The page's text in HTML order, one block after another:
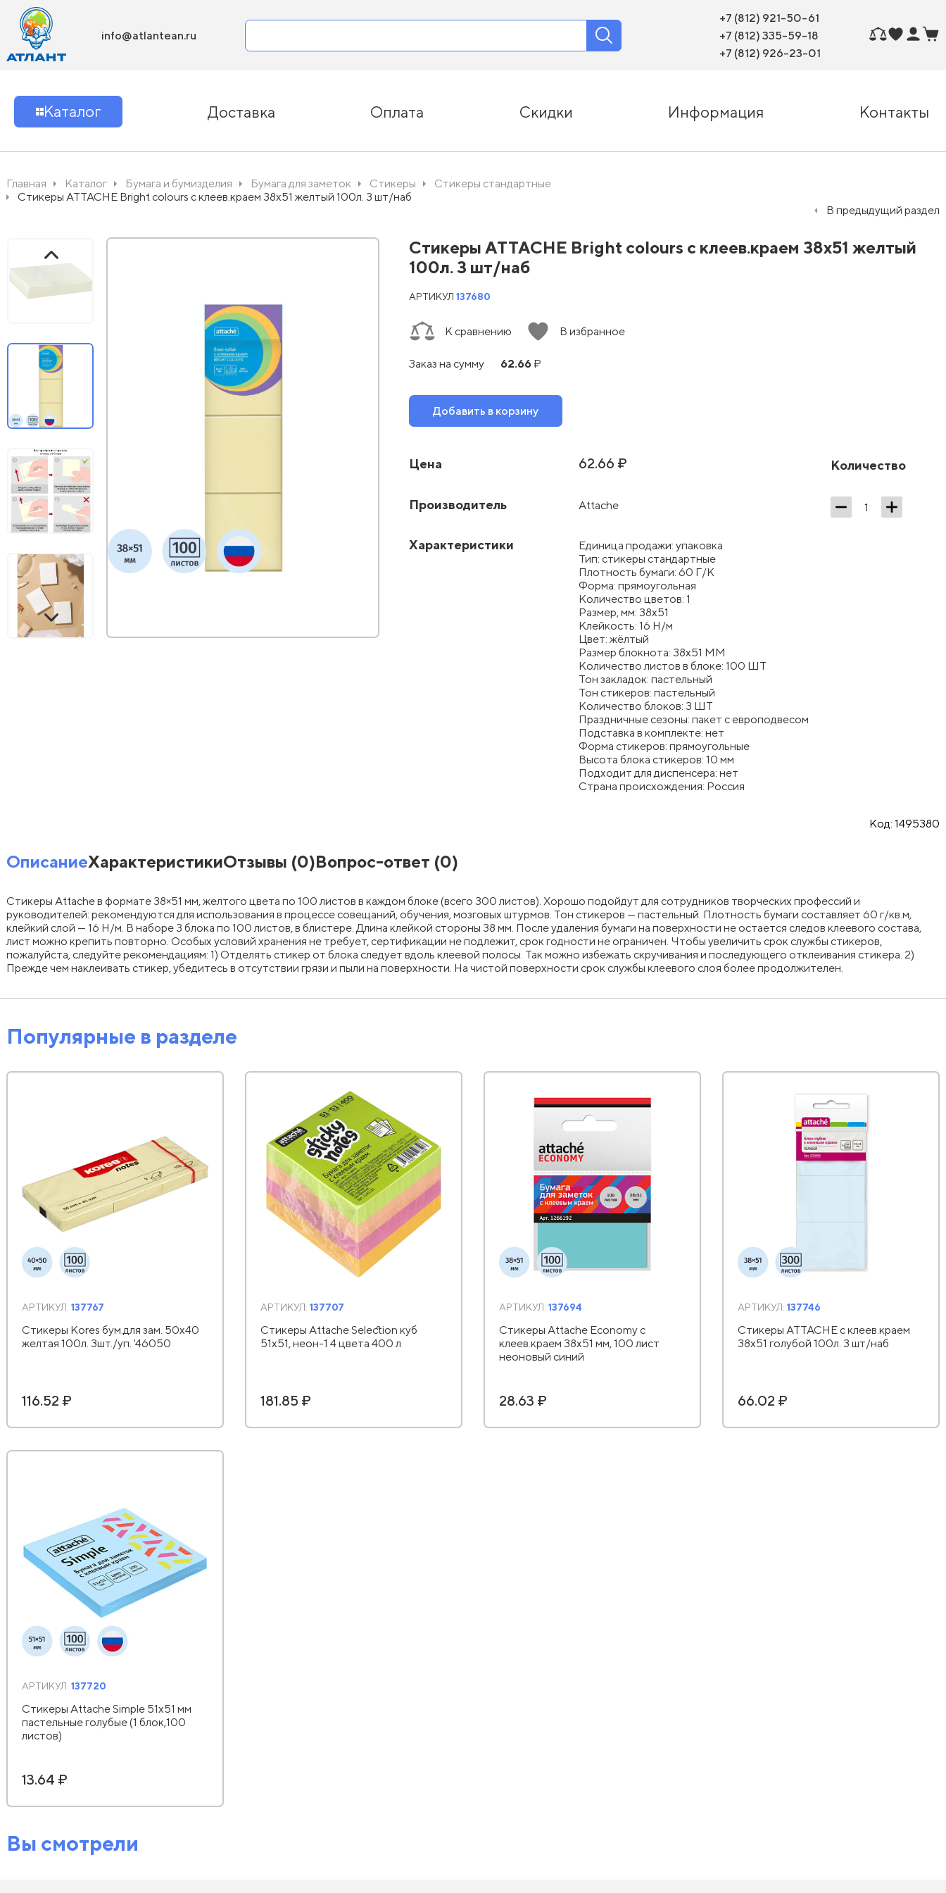
info@atlantean.ru
+7 (812) 921-50-61
+7 (812) 335-59-18
+7 (812) 926-23-01
Каталог Доставка Оплата Скидки Информация Контакты
Главная Каталог Бумага и бумизделия Бумага для заметок Стикеры
Стикеры стандартные
Стикеры ATTACHE Bright colours с клеев.краем 38х51 желтый 100л. 3 шт/наб
В предыдущий раздел
Стикеры ATTACHE Bright colours с клеев.краем 38х51 желтый
100л. 3 шт/наб
Цена 62.66 ₽
Производитель Attache
Характеристики
Единица продажи: упаковка
Тип: стикеры стандартные
Плотность бумаги: 60 Г/К
Форма: прямоугольная
Количество цветов: 1
Размер, мм: 38x51
Клейкость: 16 Н/м
Цвет: жёлтый
Размер блокнота: 38x51 ММ
Количество листов в блоке: 100 ШТ
Тон закладок: пастельный
Тон стикеров: пастельный
Количество блоков: 3 ШТ
Праздничные сезоны: пакет с европодвесом
Подставка в комплекте: нет
Форма стикеров: прямоугольные
Высота блока стикеров: 10 мм
Подходит для диспенсера: нет
Страна происхождения: Россия
Количество
АРТИКУЛ137680
К сравнению В избранное
Заказ на сумму 62.66 ₽
Добавить в корзину
Код: 1495380
ОписаниеХарактеристикиОтзывы (0)Вопрос-ответ (0)
Стикеры Attache в формате 38×51 мм, желтого цвета по 100 листов в каждом блоке (всего 300 листов). Хорошо подойдут для сотрудников творческих профессий и
руководителей: рекомендуются для использования в процессе совещаний, обучения, мозговых штурмов. Тон стикеров — пастельный. Плотность бумаги составляет 60 г/кв.м,
клейкий слой — 16 Н/м. В наборе 3 блока по 100 листов, в блистере. Длина клейкой стороны 38 мм. После удаления бумаги на поверхности не остается следов клеевого состава,
лист можно крепить повторно. Особых условий хранения не требует, сертификации не подлежит, срок годности не ограничен. Чтобы увеличить срок службы стикеров,
пожалуйста, следуйте рекомендациям: 1) Отделять стикер от блока следует вдоль клеевой полосы. Так можно избежать скручивания и последующего отклеивания стикера. 2)
Прежде чем наклеивать стикер, убедитесь в отсутствии грязи и пыли на поверхности. На чистой поверхности срок службы клеевого слоя более продолжителен.
Популярные в разделе
АРТИКУЛ: 137767
Стикеры Kores бум.для зам. 50х40
желтая 100л. 3шт./уп. '46050
116.52 ₽
АРТИКУЛ: 137707
Стикеры Attache Selection куб
51х51, неон-1 4 цвета 400 л
181.85 ₽
АРТИКУЛ: 137694
Стикеры Attache Economy с
клеев.краем 38x51 мм, 100 лист
неоновый синий
28.63 ₽
АРТИКУЛ: 137746
Стикеры ATTACHE с клеев.краем
38х51 голубой 100л. 3 шт/наб
66.02 ₽
АРТИКУЛ: 137720
Стикеры Attache Simple 51х51 мм
пастельные голубые (1 блок,100
листов)
13.64 ₽
Вы смотрели